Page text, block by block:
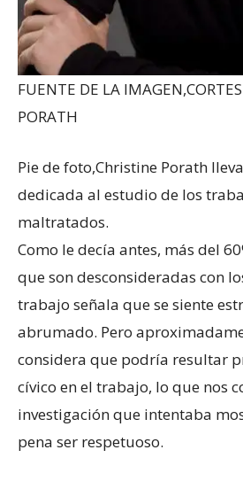
FUENTE DE LA IMAGEN,
PORATH
Pie de foto,Christine Porath
dedicada al estudio de los
maltratados.
Como le decía antes, más del
que son desconsideradas con
trabajo señala que se siente
abrumado. Pero
considera que podría resultar
cívico en el trabajo, lo que nos
investigación que intentaba
pena ser respetuoso.